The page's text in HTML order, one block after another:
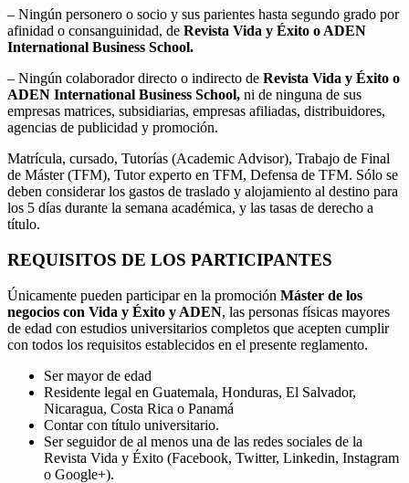
– Ningún personero o socio y sus parientes hasta segundo grado por
afinidad o consanguinidad, de Revista Vida y Éxito o ADEN
International Business School.
– Ningún colaborador directo o indirecto de Revista Vida y Éxito o
ADEN International Business School, ni de ninguna de sus
empresas matrices, subsidiarias, empresas afiliadas, distribuidores,
agencias de publicidad y promoción.
Matrícula, cursado, Tutorías (Academic Advisor), Trabajo de Final
de Máster (TFM), Tutor experto en TFM, Defensa de TFM. Sólo se
deben considerar los gastos de traslado y alojamiento al destino para
los 5 días durante la semana académica, y las tasas de derecho a
título.
REQUISITOS DE LOS PARTICIPANTES
Únicamente pueden participar en la promoción Máster de los
negocios con Vida y Éxito y ADEN, las personas físicas mayores
de edad con estudios universitarios completos que acepten cumplir
con todos los requisitos establecidos en el presente reglamento.
Ser mayor de edad
Residente legal en Guatemala, Honduras, El Salvador,
Nicaragua, Costa Rica o Panamá
Contar con título universitario.
Ser seguidor de al menos una de las redes sociales de la
Revista Vida y Éxito (Facebook, Twitter, Linkedin, Instagram
o Google+).